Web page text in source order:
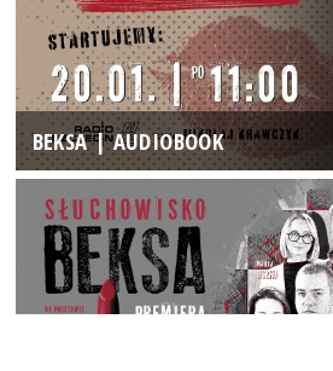
BEKSA | AUDIOBOOK